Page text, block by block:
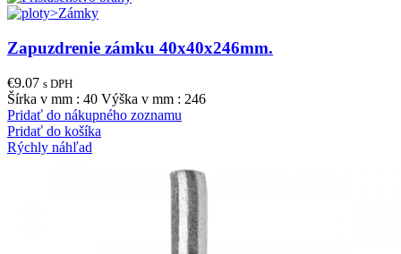
Zapuzdrenie zámku 40x40x246mm.
€9.07 s DPH
Šírka v mm : 40 Výška v mm : 246
Pridať do nákupného zoznamu
Pridať do košíka
Rýchly náhľad